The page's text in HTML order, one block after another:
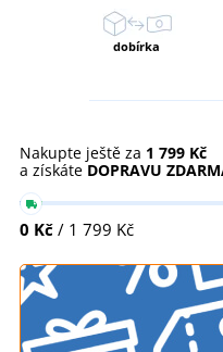
dobírka
Nakupte ještě za 1 799 Kč
a získáte DOPRAVU
0 Kč / 1 799 Kč